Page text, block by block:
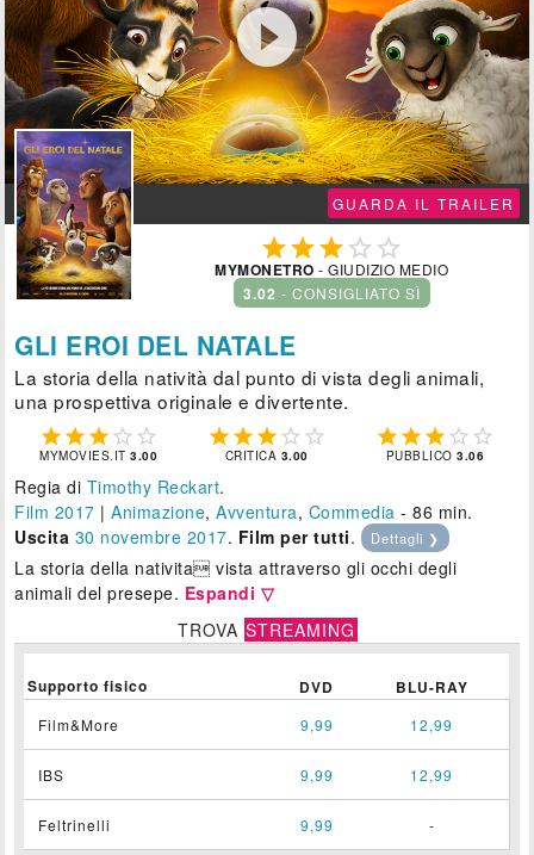

GUARDA IL TRAILER
  
MYMONETRO - GIUDIZIO MEDIO
3.02 - CONSIGLIATO SÌ
GLI EROI DEL NATALE
La storia della natività dal punto di vista degli animali,
una prospettiva originale e divertente.
    
MYMOVIES.IT3.00
    
CRITICA 3.00
    
PUBBLICO3.06
Regia di Timothy Reckart.
Film 2017 |Animazione,Avventura, Commedia - 86 min.
Uscita 30 novembre 2017. Film per tutti. Dettagli ❯
La storia della nativita vista attraverso gli occhi degli
animali del presepe. Espandi ▽
TROVA STREAMING
Supporto fisico DVD BLU-RAY
Film&More 9,99 12,99
IBS 9,99 12,99
Feltrinelli 9,99 -